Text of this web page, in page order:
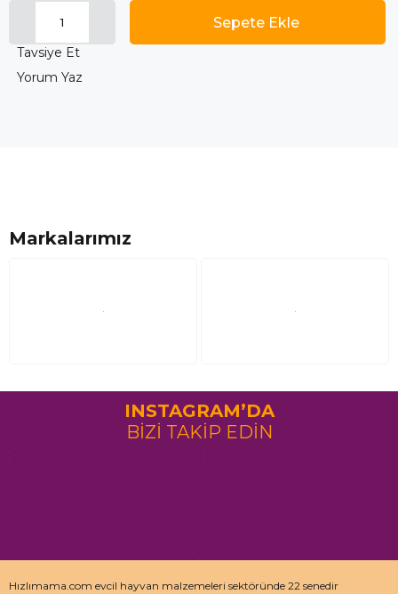
Tavsiye Et
Yorum Yaz
Markalarımız
INSTAGRAM’DA
BİZİ TAKİP EDİN
Hızlımama.com evcil hayvan malzemeleri sektöründe 22 senedir